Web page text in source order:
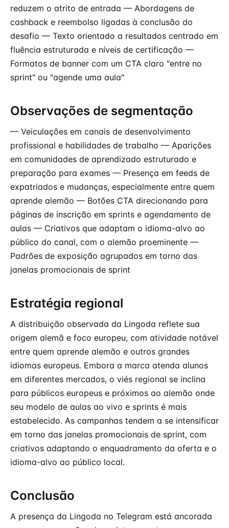
reduzem o atrito de entrada — Abordagens de
cashback e reembolso ligadas à conclusão do
desafio — Texto orientado a resultados centrado em
fluência estruturada e níveis de certificação —
Formatos de banner com um CTA claro "entre no
sprint" ou "agende uma aula"
Observações de segmentação
— Veiculações em canais de desenvolvimento
profissional e habilidades de trabalho — Aparições
em comunidades de aprendizado estruturado e
preparação para exames — Presença em feeds de
expatriados e mudanças, especialmente entre quem
aprende alemão — Botões CTA direcionando para
páginas de inscrição em sprints e agendamento de
aulas — Criativos que adaptam o idioma-alvo ao
público do canal, com o alemão proeminente —
Padrões de exposição agrupados em torno das
janelas promocionais de sprint
Estratégia regional
A distribuição observada da Lingoda reflete sua
origem alemã e foco europeu, com atividade notável
entre quem aprende alemão e outros grandes
idiomas europeus. Embora a marca atenda alunos
em diferentes mercados, o viés regional se inclina
para públicos europeus e próximos ao alemão onde
seu modelo de aulas ao vivo e sprints é mais
estabelecido. As campanhas tendem a se intensificar
em torno das janelas promocionais de sprint, com
criativos adaptando o enquadramento da oferta e o
idioma-alvo ao público local.
Conclusão
A presença da Lingoda no Telegram está ancorada